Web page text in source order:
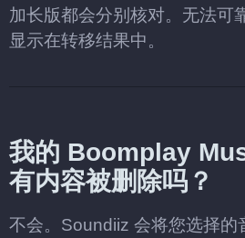
加长版都会分别核对。无法可
显示在转移结果中。
我的 Boomplay
有内容被删除吗？
不会。Soundiiz 会将您选择的